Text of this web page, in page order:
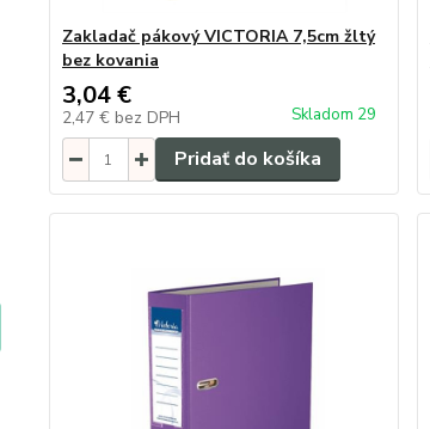
Zakladač pákový VICTORIA 7,5cm žltý
bez kovania
3,04 €
2,47 € bez DPH Skladom 29
Pridať do košíka